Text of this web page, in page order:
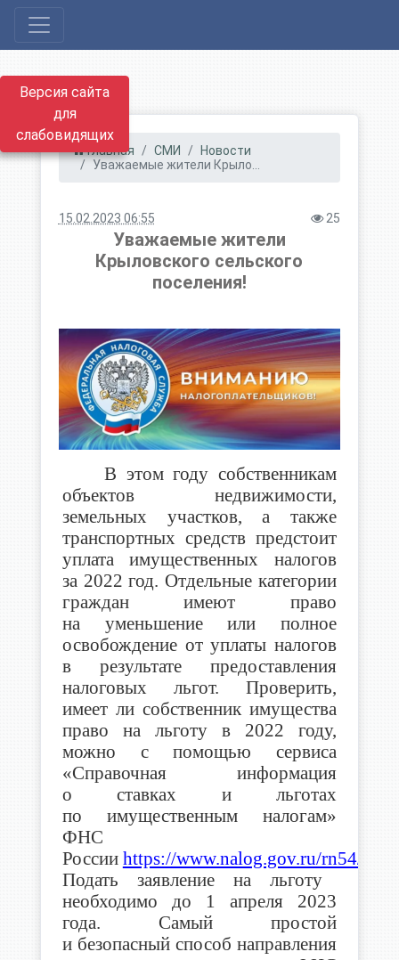
Версия сайта
для
слабовидящих
Главная СМИ
Новости
Уважаемые жители Крыло...
15.02.2023 06:55 25
Уважаемые жители
Крыловского сельского
поселения!
В этом году собственникам
объектов недвижимости,
земельных участков, а также
транспортных средств предстоит
уплата имущественных налогов
за 2022 год. Отдельные категории
граждан имеют право
на уменьшение или полное
освобождение от уплаты налогов
в результате предоставления
налоговых льгот. Проверить,
имеет ли собственник имущества
право на льготу в 2022 году,
можно с помощью сервиса
«Справочная информация
о ставках и льготах
по имущественным налогам»
ФНС
России https://www.nalog.gov.ru/rn54/
Подать заявление на льготу
необходимо до 1 апреля 2023
года. Самый простой
и безопасный способ направления